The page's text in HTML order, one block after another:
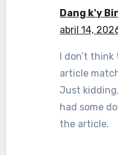
Dang k'y
abril 14,
I don’t
article
Just
had some
the article.